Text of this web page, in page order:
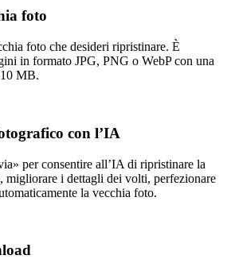
foto
foto che desideri ripristinare. È
in formato JPG, PNG o WebP con una
MB.
con l’IA
per consentire all’IA di ripristinare la
migliorare i dettagli dei volti, perfezionare
la vecchia foto.